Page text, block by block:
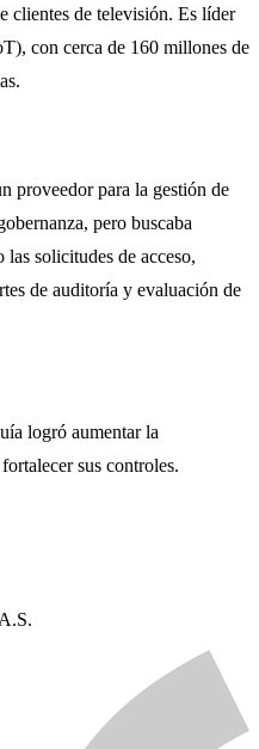
clientes de televisión. Es líder
con cerca de 160 millones de
proveedor para la gestión de
pero buscaba
solicitudes de acceso,
de auditoría y evaluación de
logró aumentar la
sus controles.